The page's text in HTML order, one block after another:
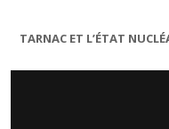
TARNAC ET L’ÉTAT
Lecteur